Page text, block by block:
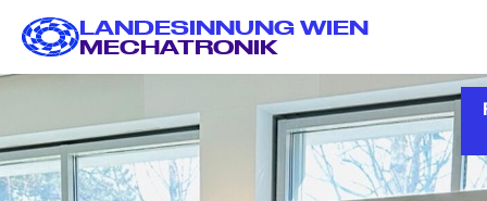
Menu
LANDESINNUNG WIEN
MECHATRONIK